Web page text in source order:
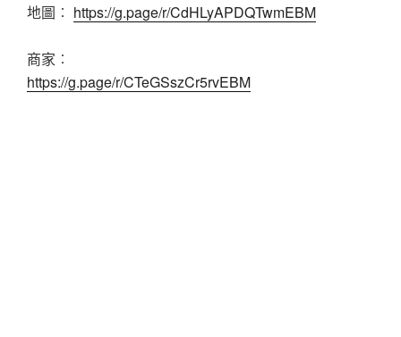
地圖︰ https://g.page/r/CdHLyAPDQTwmEBM
商家︰
https://g.page/r/CTeGSszCr5rvEBM